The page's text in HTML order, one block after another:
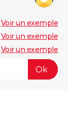
Voir un exemple
Voir un exemple
Voir un exemple